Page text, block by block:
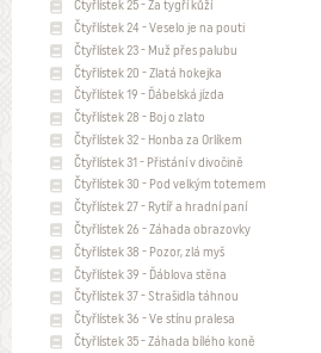
Čtyřlístek 25 - Za tygří kůží
Čtyřlístek 24 - Veselo je na pouti
Čtyřlístek 23 - Muž přes palubu
Čtyřlístek 20 - Zlatá hokejka
Čtyřlístek 19 - Ďábelská jízda
Čtyřlístek 28 - Boj o zlato
Čtyřlístek 32 - Honba za Orlíkem
Čtyřlístek 31 - Přistání v divočině
Čtyřlístek 30 - Pod velkým totemem
Čtyřlístek 27 - Rytíř a hradní paní
Čtyřlístek 26 - Záhada obrazovky
Čtyřlístek 38 - Pozor, zlá myš
Čtyřlístek 39 - Ďáblova stěna
Čtyřlístek 37 - Strašidla táhnou
Čtyřlístek 36 - Ve stínu pralesa
Čtyřlístek 35 - Záhada bílého koně